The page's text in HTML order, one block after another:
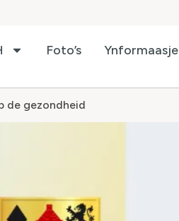
Foto’s Ynformaasje
de gezondheid